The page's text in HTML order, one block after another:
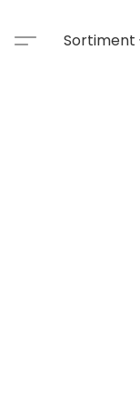
Sortiment